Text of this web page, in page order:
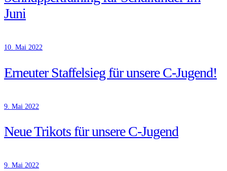
Juni
10. Mai 2022
Erneuter Staffelsieg für unsere C-Jugend!
9. Mai 2022
Neue Trikots für unsere C-Jugend
9. Mai 2022